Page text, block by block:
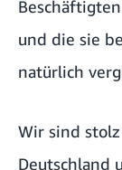
und die sie
natürlich
Wir sind
Deutschland